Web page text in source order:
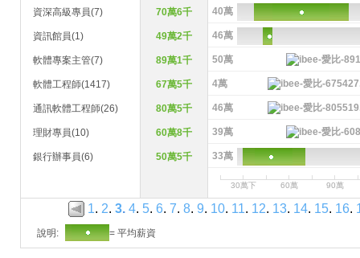
資深高級專員(7) 70萬6千 40萬
資訊館員(1) 49萬2千 46萬
軟體專案主管(7) 89萬1千 50萬
軟體工程師(1417) 67萬5千 4萬
通訊軟體工程師(26) 80萬5千 46萬
理財專員(10) 60萬8千 39萬
銀行辦事員(6) 50萬5千 33萬
30萬下 60萬 90萬
1. 2. 3. 4. 5. 6. 7. 8. 9. 10. 11. 12. 13. 14. 15. 16.
說明: = 平均薪資